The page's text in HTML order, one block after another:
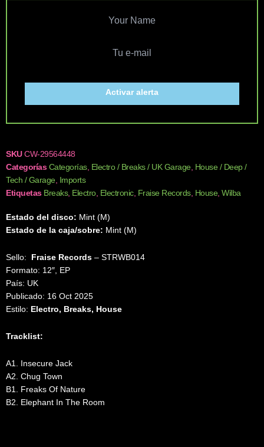
Activar alerta
SKUCW-29564448
Categorías Categorías, Electro / Breaks / UK Garage, House / Deep /
Tech / Garage, Imports
Etiquetas Breaks, Electro, Electronic, Fraise Records, House, Wilba
Estado del disco: Mint (M)
Estado de la caja/sobre: Mint (M)
Sello: Fraise Records ‎– STRWB014
Formato: 12″, EP
País: UK
Publicado: 16 Oct 2025
Estilo: Electro, Breaks, House
Tracklist:
A1. Insecure Jack
A2. Chug Town
B1. Freaks Of Nature
B2. Elephant In The Room